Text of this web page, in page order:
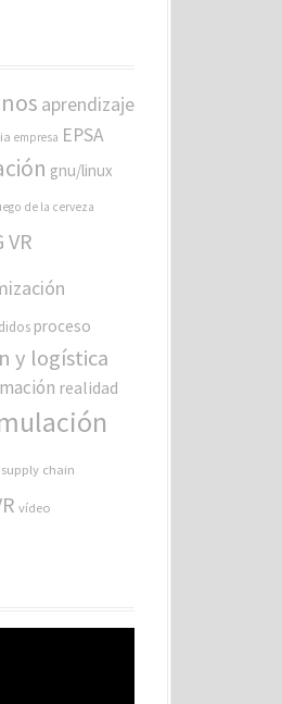
aprendizaje
empresa EPSA
gnu/linux
de la cerveza
VR
proceso
y logística
realidad
supply chain
vídeo